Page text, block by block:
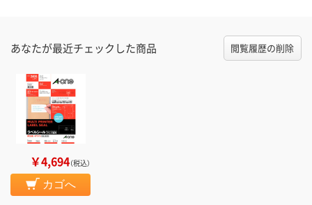
あなたが最近チェックした商品 閲覧履歴の削除
￥4,694（税込）
カゴへ